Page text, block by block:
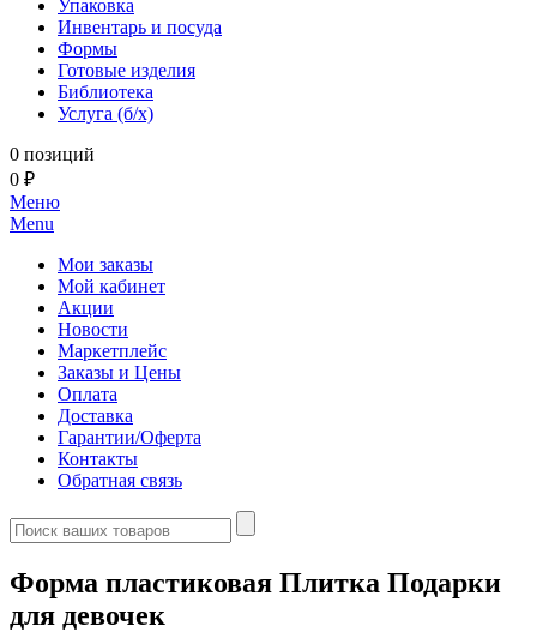
Упаковка
Инвентарь и посуда
Формы
Готовые изделия
Библиотека
Услуга (б/х)
0 позиций
0 ₽
Меню
Menu
Мои заказы
Мой кабинет
Акции
Новости
Маркетплейс
Заказы и Цены
Оплата
Доставка
Гарантии/Оферта
Контакты
Обратная связь
Форма пластиковая Плитка Подарки
для девочек